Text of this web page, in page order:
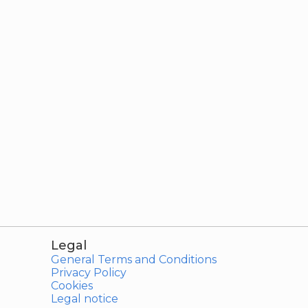
Legal
General Terms and Conditions
Privacy Policy
Cookies
Legal notice